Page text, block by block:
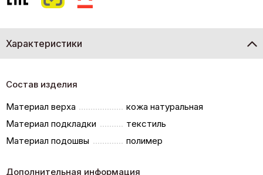
Характеристики
Состав изделия
Материал верха
кожа натуральная
Материал подкладки
текстиль
Материал подошвы
полимер
Дополнительная информация